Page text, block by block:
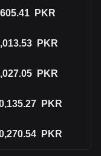
PKR
PKR
PKR
PKR
PKR